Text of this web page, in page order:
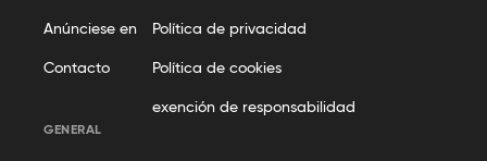
Anúnciese en
Contacto
Política de privacidad
Política de cookies
exención de responsabilidad
GENERAL